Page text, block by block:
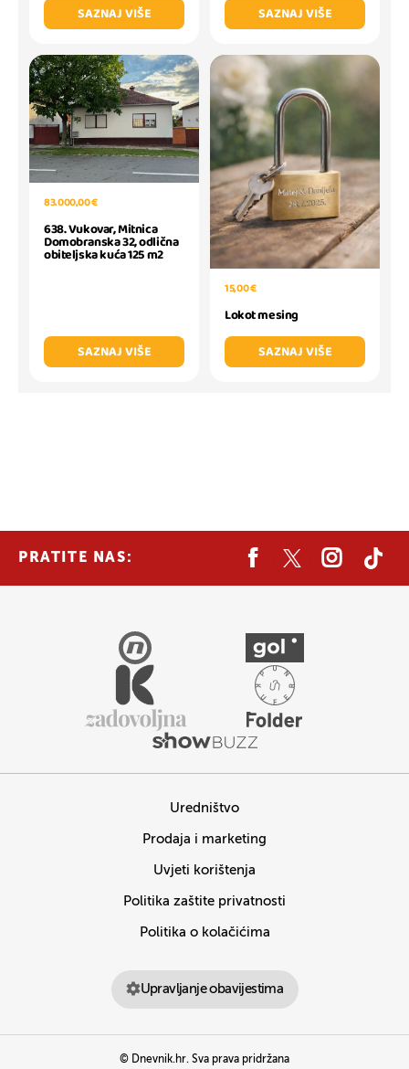
SAZNAJ VIŠE
SAZNAJ VIŠE
83.000,00 €
638. Vukovar, Mitnica
Domobranska 32, odlična
obiteljska kuća 125 m2
SAZNAJ VIŠE
15,00 €
Lokot mesing
SAZNAJ VIŠE
PRATITE NAS:
Uredništvo
Prodaja i marketing
Uvjeti korištenja
Politika zaštite privatnosti
Politika o kolačićima
Upravljanje obavijestima
© Dnevnik.hr. Sva prava pridržana